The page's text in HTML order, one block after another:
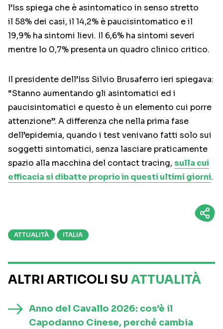
l’Iss spiega che è asintomatico in senso stretto
il 58% dei casi, il 14,2% è paucisintomatico e il
19,9% ha sintomi lievi. Il 6,6% ha sintomi severi
mentre lo 0,7% presenta un quadro clinico critico.
Il presidente dell’Iss Silvio Brusaferro ieri spiegava:
“Stanno aumentando gli asintomatici ed i
paucisintomatici e questo è un elemento cui porre
attenzione”. A differenza che nella prima fase
dell’epidemia, quando i test venivano fatti solo sui
soggetti sintomatici, senza lasciare praticamente
spazio alla macchina del contact tracing, sulla cui
efficacia si dibatte proprio in questi ultimi giorni.
ATTUALITÀ ITALIA
ALTRI ARTICOLI SU ATTUALITÀ
Anno del Cavallo 2026: cos’è il
Capodanno Cinese, perché cambia